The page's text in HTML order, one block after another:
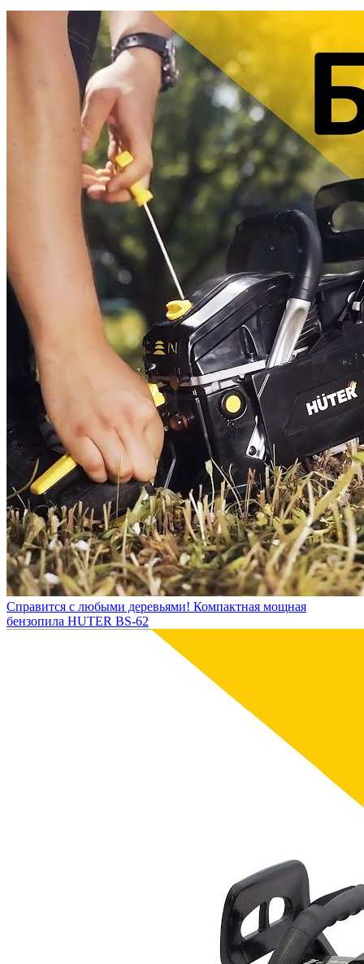
Справится с любыми деревьями! Компактная мощная
бензопила HUTER BS-62